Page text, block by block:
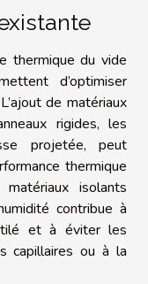
thermique du vide
d’optimiser
de matériaux
rigides, les
projetée, peut
thermique
isolants
contribue à
et à éviter les
capillaires ou à la